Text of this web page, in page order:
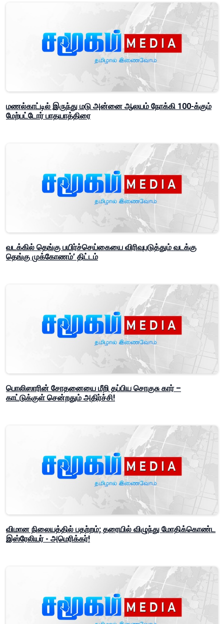
மணல்காட்டில் இருந்து மடு அன்னை ஆலயம் நோக்கி 100-க்கும்
மேற்பட்டோர் பாதயாத்திரை
வடக்கில் தெங்கு பயிர்ச்செய்கையை விரிவுபடுத்தும் வடக்கு
தெங்கு முக்கோணம்’ திட்டம்
பொலிஸாரின் சோதனையை மீறி தப்பிய சொகுசு கார் –
காட்டுக்குள் சென்றதும் அதிர்ச்சி!
விமான நிலையத்தில் பதற்றம்; தரையில் விழுந்து மோதிக்கொண்ட
இஸ்ரேலியர் - அமெரிக்கர்!